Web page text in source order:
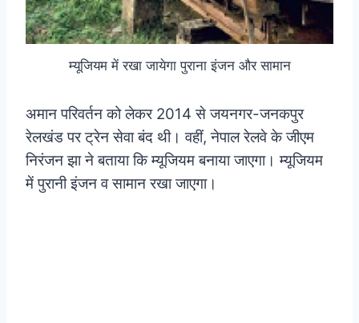
म्यूजियम में रखा जायेगा पुराना इंजन और सामान
अमान परिवर्तन को लेकर 2014 से जयनगर-जनकपुर
रेलखंड पर ट्रेन सेवा बंद थी। वहीं, नेपाल रेलवे के जीएम
निरंजन झा ने बताया कि म्यूजियम बनाया जाएगा। म्यूजियम
में पुरानी इंजन व सामान रखा जाएगा।